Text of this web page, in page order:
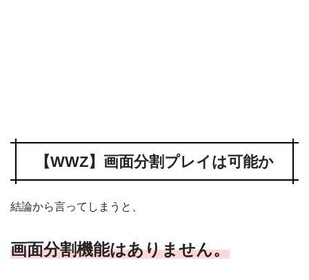
【WWZ】画面分割プレイは可能か
結論から言ってしまうと、
画面分割機能はありません。